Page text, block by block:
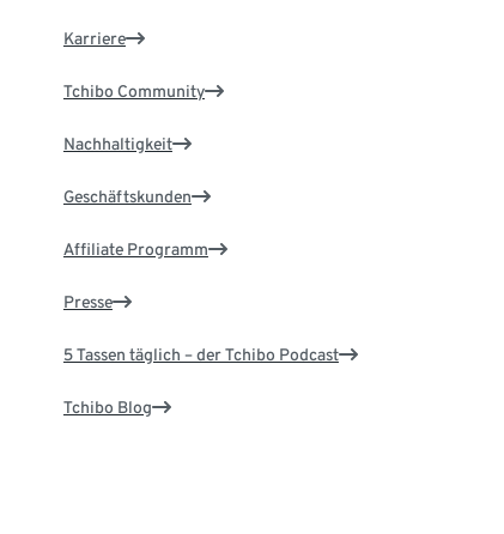
Karriere
Tchibo Community
Nachhaltigkeit
Geschäftskunden
Affiliate Programm
Presse
5 Tassen täglich – der Tchibo Podcast
Tchibo Blog